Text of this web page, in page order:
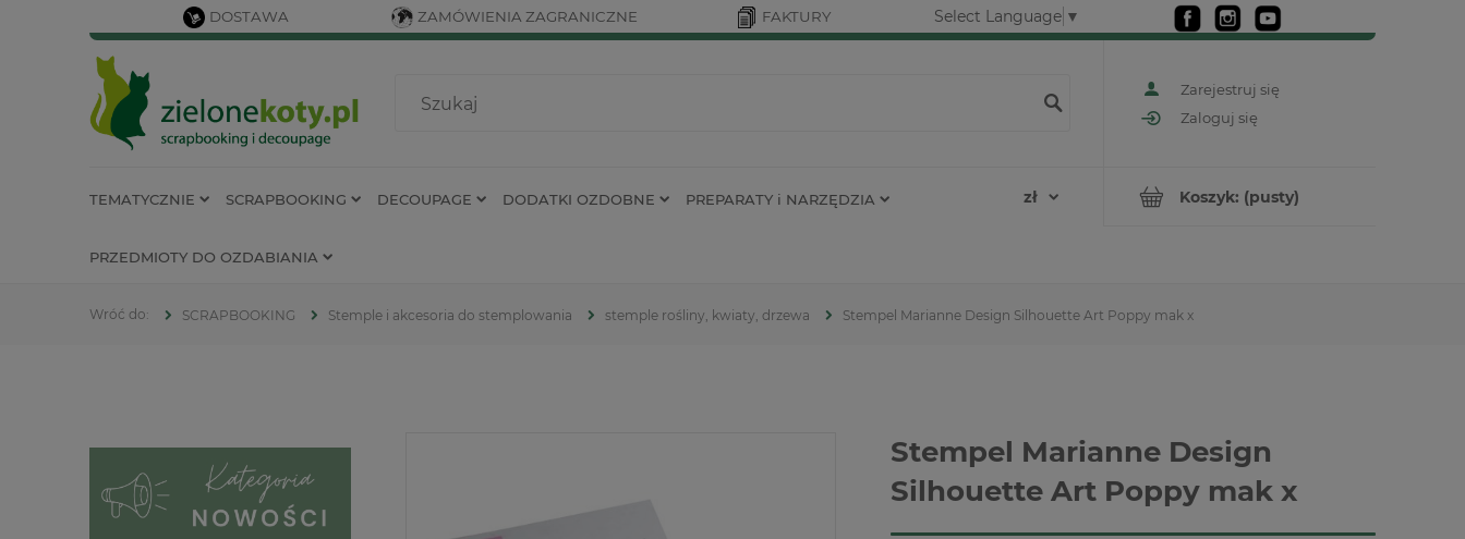
DOSTAWA ZAMÓWIENIA ZAGRANICZNE FAKTURY Select Language ▼
Zarejestruj się
Zaloguj się
Koszyk: (pusty)
TEMATYCZNIE SCRAPBOOKING DECOUPAGE DODATKI OZDOBNE PREPARATY i NARZĘDZIA
PRZEDMIOTY DO OZDABIANIA
SCRAPBOOKING Stemple i akcesoria do stemplowania stemple rośliny, kwiaty, drzewa Stempel Marianne Design Silhouette Art Poppy mak x
Stempel Marianne Design
Silhouette Art Poppy mak x